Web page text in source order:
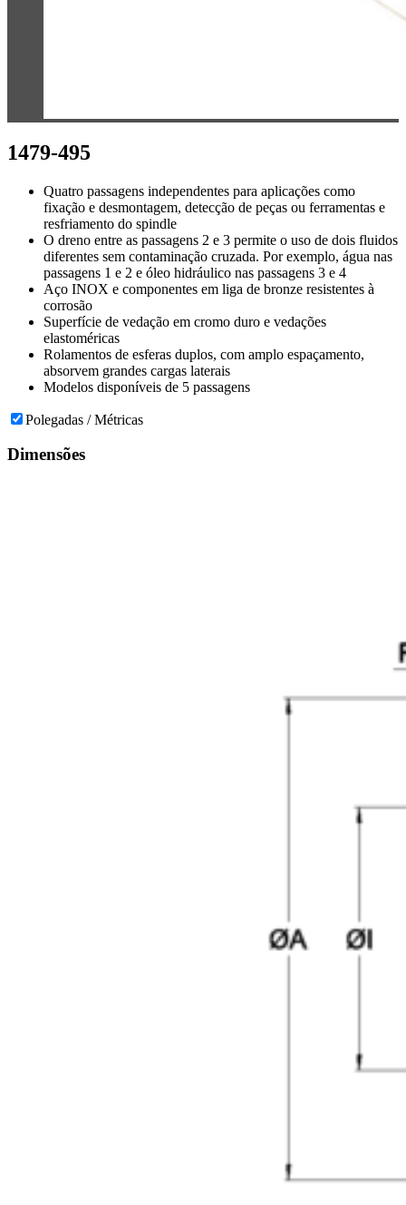
1479-495
Quatro passagens independentes para aplicações como
fixação e desmontagem, detecção de peças ou ferramentas e
resfriamento do spindle
O dreno entre as passagens 2 e 3 permite o uso de dois fluidos
diferentes sem contaminação cruzada. Por exemplo, água nas
passagens 1 e 2 e óleo hidráulico nas passagens 3 e 4
Aço INOX e componentes em liga de bronze resistentes à
corrosão
Superfície de vedação em cromo duro e vedações
elastoméricas
Rolamentos de esferas duplos, com amplo espaçamento,
absorvem grandes cargas laterais
Modelos disponíveis de 5 passagens
Polegadas / Métricas
Dimensões